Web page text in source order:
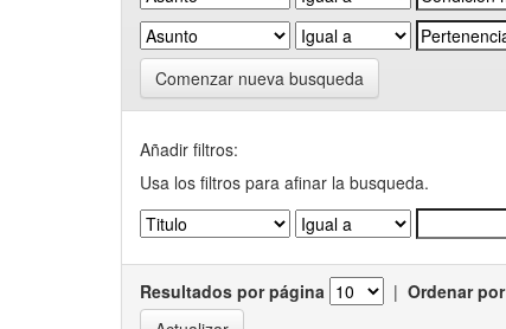
Comenzar nueva busqueda
Añadir filtros:
Usa los filtros para afinar la busqueda.
Resultados por página | Ordenar por